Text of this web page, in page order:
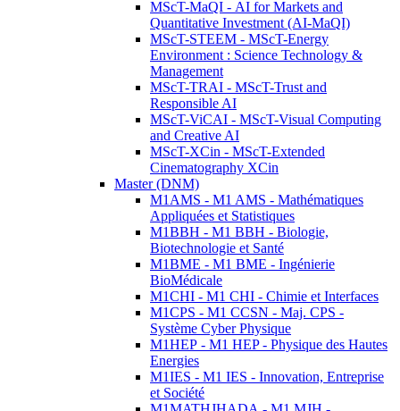
MScT-MaQI - AI for Markets and
Quantitative Investment (AI-MaQI)
MScT-STEEM - MScT-Energy
Environment : Science Technology &
Management
MScT-TRAI - MScT-Trust and
Responsible AI
MScT-ViCAI - MScT-Visual Computing
and Creative AI
MScT-XCin - MScT-Extended
Cinematography XCin
Master (DNM)
M1AMS - M1 AMS - Mathématiques
Appliquées et Statistiques
M1BBH - M1 BBH - Biologie,
Biotechnologie et Santé
M1BME - M1 BME - Ingénierie
BioMédicale
M1CHI - M1 CHI - Chimie et Interfaces
M1CPS - M1 CCSN - Maj. CPS -
Système Cyber Physique
M1HEP - M1 HEP - Physique des Hautes
Energies
M1IES - M1 IES - Innovation, Entreprise
et Société